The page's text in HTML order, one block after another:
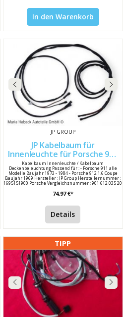
In den Warenkorb
JP GROUP
JP Kabelbaum für
Innenleuchte für Porsche 911
/ 912 90161203520
Kabelbaum Innenleuchte / Kabelbaum
Deckenbeleuchtung Passend für : - Porsche 911 alle
Modelle Baujahr 1973 - 1984 - Porsche 912 1.6 Coupe
Baujahr 1969 Hersteller : JP Group Herstellernummer :
1695151900 Porsche Vergleichsnummer : 901 612 035 20
74,97 €*
Details
TIPP